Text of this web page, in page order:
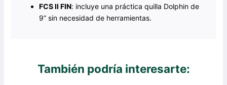
FCS II FIN: incluye una práctica quilla Dolphin de
9” sin necesidad de herramientas.
También podría interesarte: